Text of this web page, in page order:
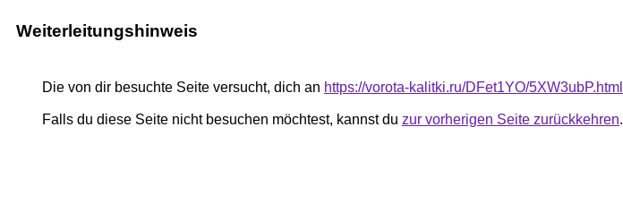
Weiterleitungshinweis
Die von dir besuchte Seite versucht, dich an https://vorota-kalitki.ru/DFet1YO/5XW3ubP.html
Falls du diese Seite nicht besuchen möchtest, kannst du zur vorherigen Seite zurückkehren.